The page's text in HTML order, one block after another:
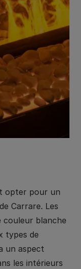
opter pour un
Carrare. Les
couleur blanche
types de
un aspect
les intérieurs